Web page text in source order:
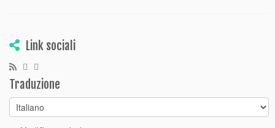
Link sociali
Traduzione